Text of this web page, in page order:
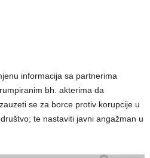
informacija sa partnerima
bh. akterima da
se za borce protiv korupcije u
te nastaviti javni angažman u